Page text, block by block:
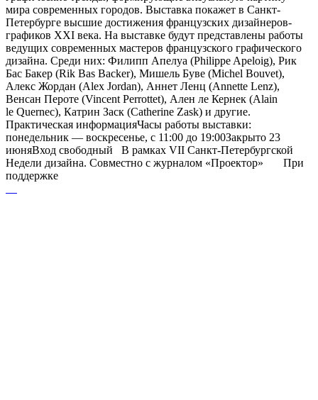
мира современных городов. Выставка покажет в Санкт-
Петербурге высшие достижения французских дизайнеров-
графиков XXI века. На выставке будут представлены работы
ведущих современных мастеров французского графического
дизайна. Среди них: Филипп Апелуа (Philippe Apeloig), Рик
Бас Бакер (Rik Bas Backer), Мишель Буве (Michel Bouvet),
Алекс Жордан (Alex Jordan), Аннет Ленц (Annette Lenz),
Венсан Пероте (Vincent Perrottet), Ален ле Кернек (Alain
le Quernec), Катрин Заск (Catherine Zask) и другие.
Практическая информацияЧасы работы выставки:
понедельник — воскресенье, с 11:00 до 19:00Закрыто 23
июняВход свободный В рамках VII Санкт-Петербургской
Недели дизайна. Совместно с журналом «Проектор» При
поддержке